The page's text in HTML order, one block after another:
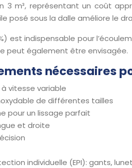
3 m³, représentant un coût
posé sous la dalle améliore le
est indispensable pour
peut également être envisagée.
nécessaires
vitesse variable
de différentes tailles
pour un lissage parfait
et droite
individuelle (EPI): gants,